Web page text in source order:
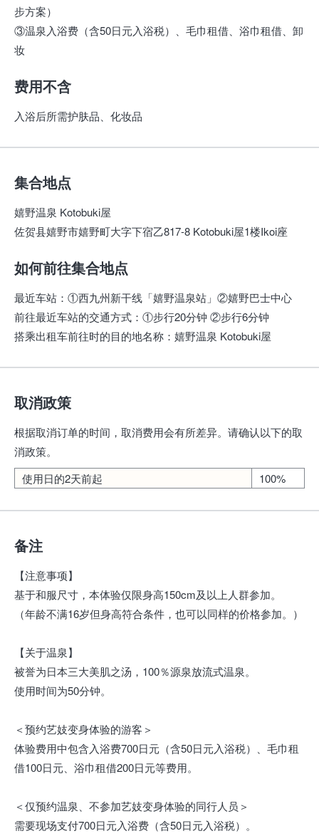
步方案）
③温泉入浴费（含50日元入浴税）、毛巾租借、浴巾租借、卸
妆
费用不含
入浴后所需护肤品、化妆品
集合地点
嬉野温泉 Kotobuki屋
佐贺县嬉野市嬉野町大字下宿乙817-8 Kotobuki屋1楼Ikoi座
如何前往集合地点
最近车站 ： ①西九州新干线「嬉野温泉站」②嬉野巴士中心
前往最近车站的交通方式 ： ①步行20分钟 ②步行6分钟
搭乘出租车前往时的目的地名称 ： 嬉野温泉 Kotobuki屋
取消政策
根据取消订单的时间，取消费用会有所差异。请确认以下的取
消政策。
使用日的2天前起
100%
备注
【注意事项】
基于和服尺寸，本体验仅限身高150cm及以上人群参加。
（年龄不满16岁但身高符合条件，也可以同样的价格参加。）
【关于温泉】
被誉为日本三大美肌之汤，100％源泉放流式温泉。
使用时间为50分钟。
＜预约艺妓变身体验的游客＞
体验费用中包含入浴费700日元（含50日元入浴税）、毛巾租
借100日元、浴巾租借200日元等费用。
＜仅预约温泉、不参加艺妓变身体验的同行人员＞
需要现场支付700日元入浴费（含50日元入浴税）。